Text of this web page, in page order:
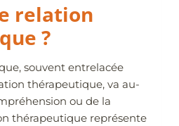
relation
?
souvent entrelacée
thérapeutique, va au-
ou de la
thérapeutique représente